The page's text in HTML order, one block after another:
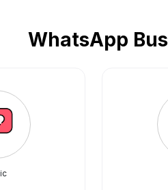
WhatsApp